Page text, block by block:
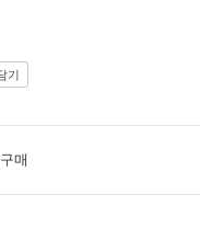
기
매